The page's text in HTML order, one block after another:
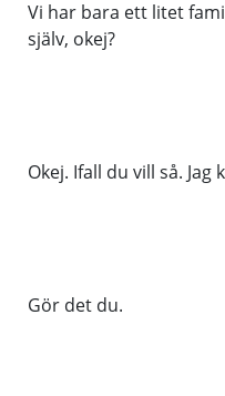
Vi har bara ett litet
själv, okej?
Okej. Ifall du vill så. Jag
Gör det du.